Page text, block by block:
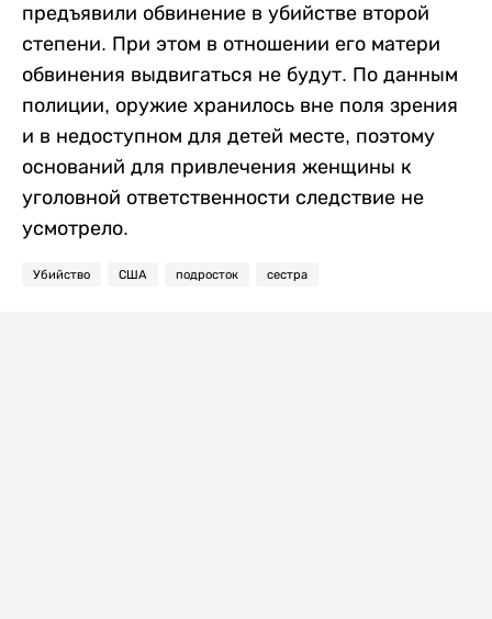
предъявили обвинение в убийстве второй
степени. При этом в отношении его матери
обвинения выдвигаться не будут. По данным
полиции, оружие хранилось вне поля зрения
и в недоступном для детей месте, поэтому
оснований для привлечения женщины к
уголовной ответственности следствие не
усмотрело.
Убийство США подросток сестра